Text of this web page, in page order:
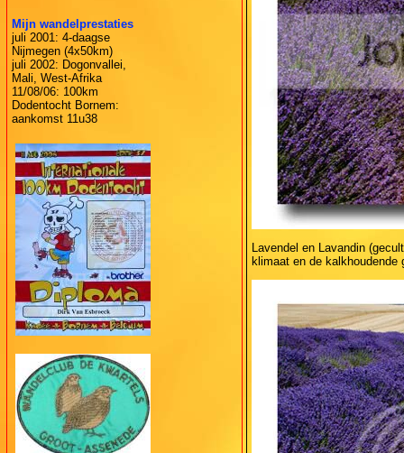
Mijn wandelprestaties
juli 2001: 4-daagse
Nijmegen (4x50km)
juli 2002: Dogonvallei,
Mali, West-Afrika
11/08/06: 100km
Dodentocht Bornem:
aankomst 11u38
Lavendel en Lavandin
klimaat en de kalkhoudende